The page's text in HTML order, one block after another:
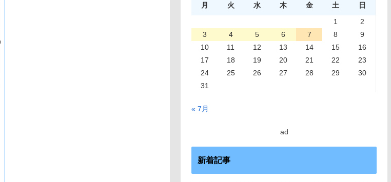
月 火 水 木 金 土
日
1
2
3
4 5 6 7 8
9
10
11 12 13 14 15
16
17
18 19 20 21 22
23
24
25 26 27 28 29
30
31
« 7月
ad
新着記事